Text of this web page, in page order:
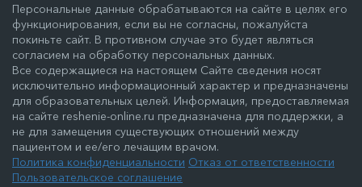
Персональные данные обрабатываются на сайте в целях его
функционирования, если вы не согласны, пожалуйста
покиньте сайт. В противном случае это будет являться
согласием на обработку персональных данных.
Все содержащиеся на настоящем Сайте сведения носят
исключительно информационный характер и предназначены
для образовательных целей. Информация, предоставляемая
на сайте reshenie-online.ru предназначена для поддержки, а
не для замещения существующих отношений между
пациентом и ее/его лечащим врачом.
Политика конфиденциальности Отказ от ответственности
Пользовательское соглашение